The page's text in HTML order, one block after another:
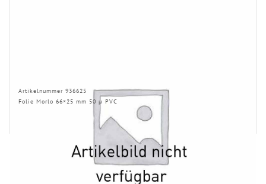
Artikelnummer 936625
Folie Morlo 66×25 mm 50 µ PVC